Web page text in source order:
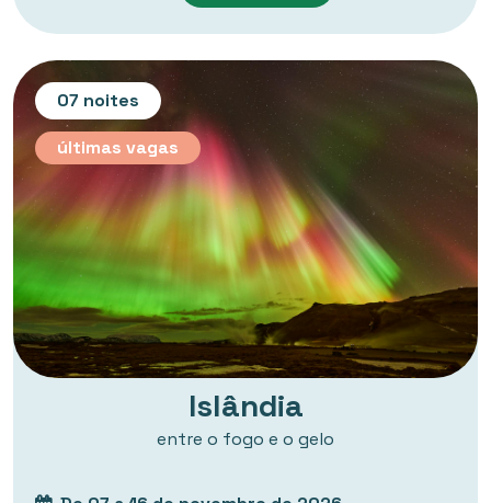
07 noites
últimas vagas
Islândia
entre o fogo e o gelo